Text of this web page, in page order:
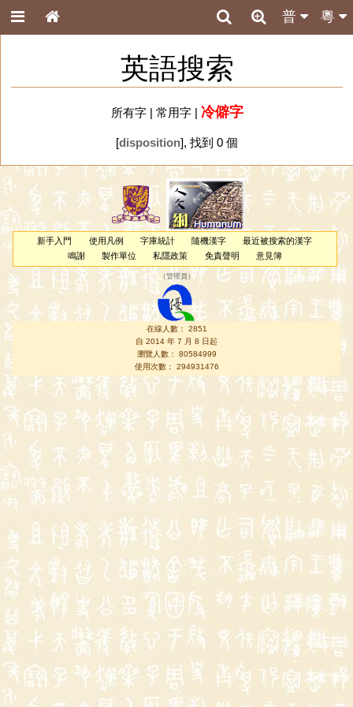
粵
普
英語搜索
所有字| 常用字| 冷僻字
[disposition], 找到 0 個
新手入門 使用凡例 字庫統計 隨機漢字
最近被搜索的漢字
鳴謝
製作單位 私隱政策 免責聲明 意見簿
（管理員 ）
在線人數： 2851
自 2014 年 7 月 8 日起
瀏覽人數： 80584999
使用次數： 294931476